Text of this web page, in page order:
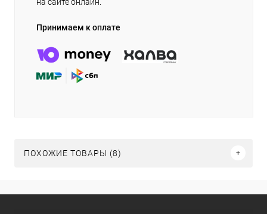
Принимаем к оплате
ПОХОЖИЕ ТОВАРЫ (8)